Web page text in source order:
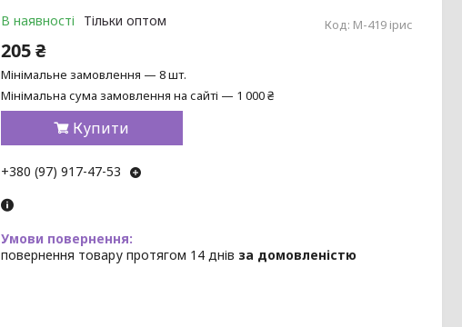
В наявності Тільки оптом Код: М-419 ірис
205 ₴
Мінімальне замовлення — 8 шт.
Мінімальна сума замовлення на сайті — 1 000 ₴
Купити
+380 (97) 917-47-53
повернення товару протягом 14 днів за домовленістю